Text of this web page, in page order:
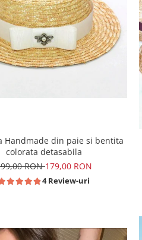
Handmade din paie si bentita
colorata detasabila
RON179,00 RON
4 Review-uri